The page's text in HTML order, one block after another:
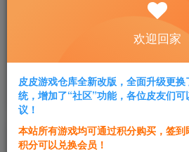
此内容为付费资源，请付费后查看
2积分
黄金会员免费
群主1号
欢迎回家
皮皮游戏仓库全新改版，全面升级更
统，增加了“社区”功能，各位皮友们
议！
本站所有游戏均可通过积分购买，签
积分可以兑换会员！